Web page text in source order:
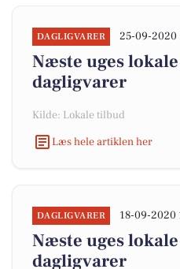
DAGLIGVARER 25-09-2020
Næste uges
dagligvarer
Kilde: Lokale tilbud
Læs hele artiklen her
DAGLIGVARER 18-09-2020
Næste uges
dagligvarer